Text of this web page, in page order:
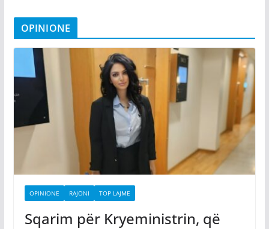
OPINIONE
OPINIONE RAJONI TOP LAJME
Sqarim për Kryeministrin, që